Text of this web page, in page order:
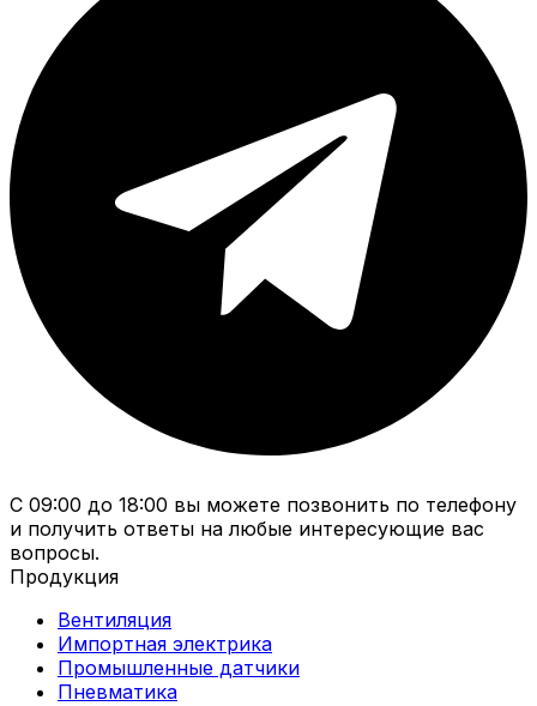
С 09:00 до 18:00 вы можете позвонить по телефону
и получить ответы на любые интересующие вас
вопросы.
Продукция
Вентиляция
Импортная электрика
Промышленные датчики
Пневматика